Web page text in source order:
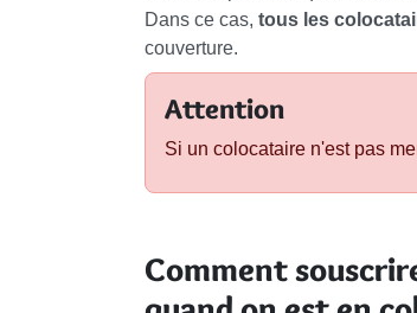
Dans ce cas, tous les
couverture.
Attention
Si un colocataire n'est pas
Comment